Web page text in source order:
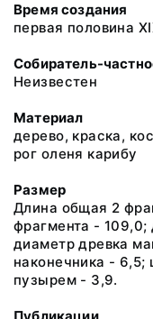
Время создания
первая половина
Собиратель-
Неизвестен
Материал
дерево, краска,
рог оленя карибу
Размер
Длина общая 2
фрагмента - 109,0;
диаметр древка
наконечника - 6,5;
пузырем - 3,9.